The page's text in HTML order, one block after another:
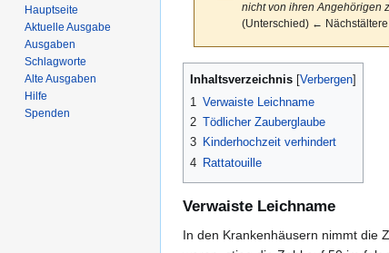
nicht von ihren Angehörigen
(Unterschied) ←
Zur
Zur
Inhaltsverzeichnis
1 Verwaiste Leichname
2 Tödlicher Zauberglaube
3 Kinderhochzeit verhindert
4 Rattatouille
Verwaiste Leichname
In den Krankenhäusern nimmt die
Hauptseite
Aktuelle Ausgabe
Ausgaben
Schlagworte
Alte Ausgaben
Hilfe
Spenden